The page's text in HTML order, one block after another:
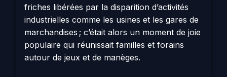
friches libérées par la disparition d’activités
industrielles comme les usines et les gares de
marchandises ; c’était alors un moment de joie
populaire qui réunissait familles et forains
autour de jeux et de manèges.